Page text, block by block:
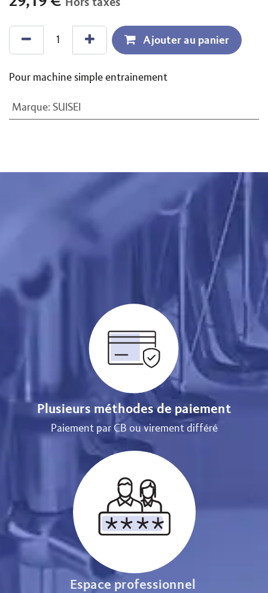
Ajouter au panier
Pour machine simple entrainement
Marque: SUISEI
Plusieurs méthodes de paiement
Paiement par CB ou virement différé
Espace professionnel